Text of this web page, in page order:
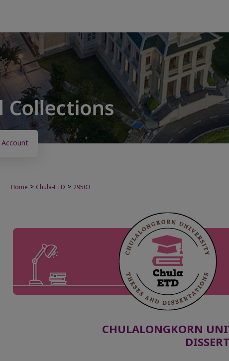
Home > Chula-ETD > 29503
CHULALONGKORN